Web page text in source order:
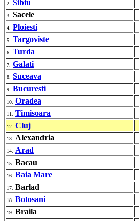
2. Sibiu
3. Sacele
4. Ploiesti
5. Targoviste
6. Turda
7. Galati
8. Suceava
9. Bucuresti
10. Oradea
11. Timisoara
12. Cluj
13. Alexandria
14. Arad
15. Bacau
16. Baia Mare
17. Barlad
18. Botosani
19. Braila